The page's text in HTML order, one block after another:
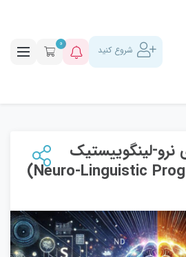
شروع کنید 0
نرو-لینگوییستیک